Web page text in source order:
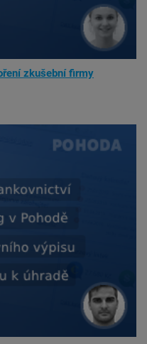
zkušební firmy